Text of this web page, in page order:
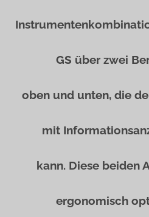
GS über zwei
oben und unten, die
mit
kann. Diese beiden
ergonomisch